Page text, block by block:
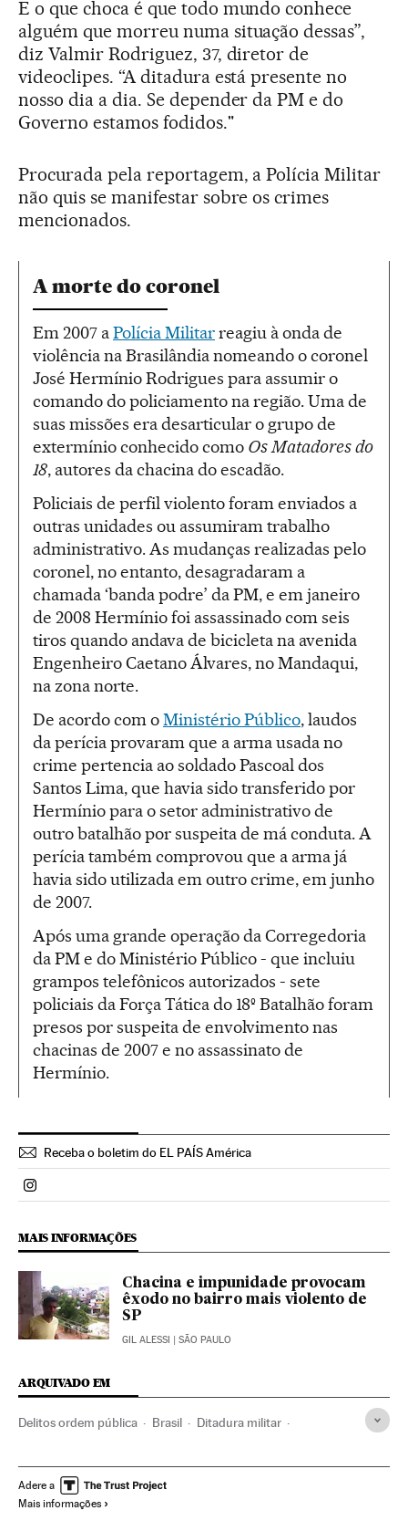
E o que choca é que todo mundo conhece
alguém que morreu numa situação dessas”,
diz Valmir Rodriguez, 37, diretor de
videoclipes. “A ditadura está presente no
nosso dia a dia. Se depender da PM e do
Governo estamos fodidos."
Procurada pela reportagem, a Polícia Militar
não quis se manifestar sobre os crimes
mencionados.
A morte do coronel
Em 2007 aPolícia Militarreagiu à onda de
violência na Brasilândia nomeando o coronel
José Hermínio Rodrigues para assumir o
comando do policiamento na região. Uma de
suas missões era desarticular o grupo de
extermínio conhecido como Os Matadores do
18, autores da chacina do escadão.
Policiais de perfil violento foram enviados a
outras unidades ou assumiram trabalho
administrativo. As mudanças realizadas pelo
coronel, no entanto, desagradaram a
chamada ‘banda podre’ da PM, e em janeiro
de 2008 Hermínio foi assassinado com seis
tiros quando andava de bicicleta na avenida
Engenheiro Caetano Álvares, no Mandaqui,
na zona norte.
De acordo com oMinistério Público, laudos
da perícia provaram que a arma usada no
crime pertencia ao soldado Pascoal dos
Santos Lima, que havia sido transferido por
Hermínio para o setor administrativo de
outro batalhão por suspeita de má conduta. A
perícia também comprovou que a arma já
havia sido utilizada em outro crime, em junho
de 2007.
Após uma grande operação da Corregedoria
da PM e do Ministério Público - que incluiu
grampos telefônicos autorizados - sete
policiais da Força Tática do 18º Batalhão foram
presos por suspeita de envolvimento nas
chacinas de 2007 e no assassinato de
Hermínio.
Receba o boletim do EL PAÍS América
Politica El País Brasil en Instagram
MAIS INFORMAÇÕES
Chacina e impunidade provocam
êxodo no bairro mais violento de
SP
GIL ALESSI | SÃO PAULO
ARQUIVADO EM
Delitos ordem pública Brasil Ditadura militar
América Delitos Política
Violência de rua
Adere a
Mais informações